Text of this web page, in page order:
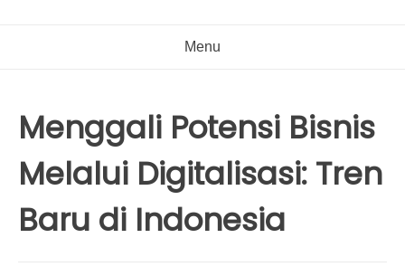
Menu
Menggali Potensi Bisnis
Melalui Digitalisasi: Tren
Baru di Indonesia